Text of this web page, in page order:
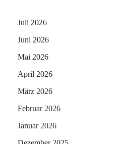
Juli 2026
Juni 2026
Mai 2026
April 2026
März 2026
Februar 2026
Januar 2026